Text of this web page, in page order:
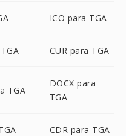
ICO para TGA
CUR para TGA
TGA
DOCX para
TGA
CDR para TGA